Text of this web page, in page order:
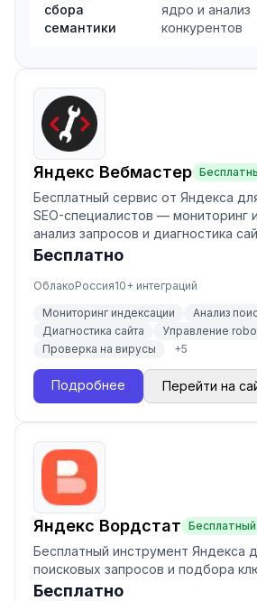
сбора
семантики
ядро и анализ
конкурентов
Яндекс Вебмастер
Бесплатный сервис от Яндекса
SEO-специалистов — мониторинг
анализ запросов и диагностика
Бесплатно
ОблакоРоссия10+ интеграций
Мониторинг индексации
Анализ
Диагностика сайта
Управление
Проверка на вирусы
+5
Подробнее Перейти на
Яндекс Вордстат Бесплатный
Бесплатный инструмент Яндекса
поисковых запросов и подбора
Бесплатно